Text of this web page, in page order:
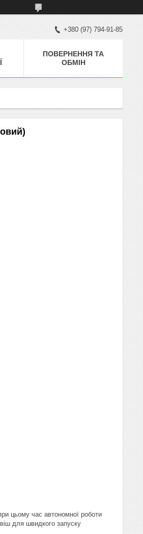
+380 (97) 794-91-85
ПОВЕРНЕННЯ ТА
ОБМІН
цьому час автономної роботи
для швидкого запуску